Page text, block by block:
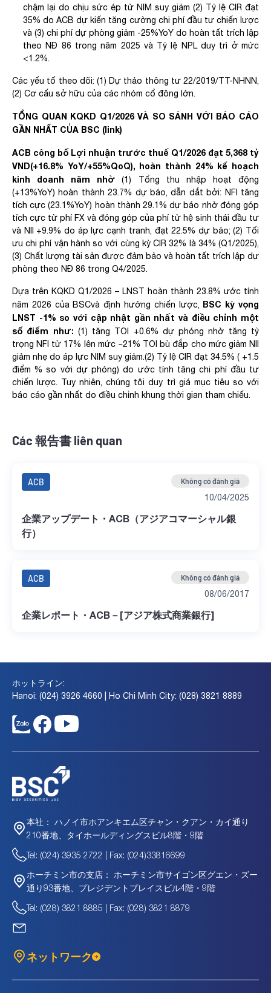
chậm lại do chịu sức ép từ NIM suy giảm (2) Tỷ lệ CIR đạt
35% do ACB dự kiến tăng cường chi phí đầu tư chiến lược
và (3) chi phí dự phòng giảm -25%YoY do hoàn tất trích lập
theo NĐ 86 trong năm 2025 và Tỷ lệ NPL duy trì ở mức
<1.2%.​
Các yếu tố theo dõi: (1) Dự thảo thông tư 22/2019/TT-NHNN,
(2) Cơ cấu sở hữu của các nhóm cổ đông lớn. ​
TỔNG QUAN KQKD Q1/2026 VÀ SO SÁNH VỚI BÁO CÁO
GẦN NHẤT CỦA BSC (link)​
ACB công bố Lợi nhuận trước thuế Q1/2026 đạt 5,368 tỷ
VND(+16.8% YoY/+55%QoQ), hoàn thành 24% kế hoạch
kinh doanh năm nhờ(1) Tổng thu nhập hoạt động
(+13%YoY) hoàn thành 23.7% dự báo, dẫn dắt bởi: NFI tăng
tích cực (23.1%YoY) hoàn thành 29.1% dự báo nhờ đóng góp
tích cực từ phí FX và đóng góp của phí từ hệ sinh thái đầu tư
và NII +9.9% do áp lực cạnh tranh, đạt 22.5% dự báo; (2) Tối
ưu chi phí vận hành so với cùng kỳ CIR 32% là 34% (Q1/2025),
(3) Chất lượng tài sản được đảm bảo và hoàn tất trích lập dự
phòng theo NĐ 86 trong Q4/2025. ​
Dựa trên KQKD Q1/2026 – LNST hoàn thành 23.8% ước tính
năm 2026 của BSCvà định hướng chiến lược, BSC kỳ vọng
LNST -1% so với cập nhật gần nhất và điều chỉnh một
số điểm như: (1) tăng TOI +0.6% dự phóng nhờ tăng tỷ
trọng NFI từ 17% lên mức ~21% TOI bù đắp cho mức giảm NII
giảm nhẹ do áp lực NIM suy giảm.(2) Tỷ lệ CIR đạt 34.5% ( +1.5
điểm % so với dự phóng) do ước tính tăng chi phí đầu tư
chiến lược. Tuy nhiên, chúng tôi duy trì giá mục tiêu so với
báo cáo gần nhất do điều chỉnh khung thời gian tham chiếu.​
Các 報告書 liên quan
ACB Không có đánh giá
10/04/2025
企業アップデート・ACB（アジアコマーシャル銀
行）
ACB Không có đánh giá
08/06/2017
企業レポート・ACB－[アジア株式商業銀行]
ホットライン:
Hanoi: (024) 3926 4660 | Ho Chi Minh City: (028) 3821 8889
本社：
ハノイ市ホアンキエム区チャン・クアン・カイ通り
210番地、タイホールディングスビル8階・9階
Tel: (024) 3935 2722 | Fax: (024)33816699
ホーチミン市の支店：
ホーチミン市サイゴン区グエン・ズー
通り93番地、プレジデントプレイスビル4階・9階
Tel: (028) 3821 8885 | Fax: (028) 3821 8879
ネットワーク